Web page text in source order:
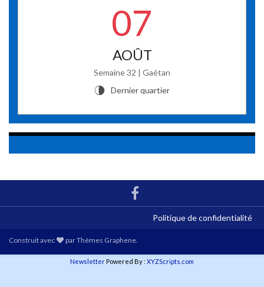
07
AOÛT
Semaine 32 | Gaétan
U Dernier quartier
Politique de confidentialité
Construit avec parThèmes Graphene
NewsletterPowered By : XYZScripts.com